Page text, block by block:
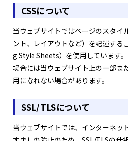
CSSについて
当ウェブサイトではページのスタイ
ント、レイアウトなど）を記述する
g Style Sheets）を使用しています
場合には当ウェブサイト上の一部ま
用になれない場合があります。
SSL/TLSについて
当ウェブサイトでは、インターネッ